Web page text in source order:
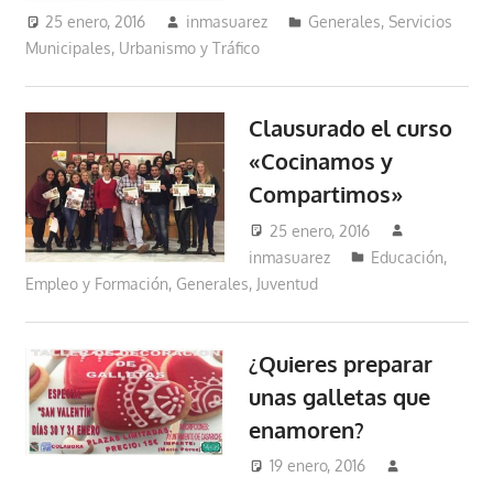
25 enero, 2016 inmasuarez Generales,Servicios
Municipales, Urbanismo y Tráfico
Clausurado el curso
«Cocinamos y
Compartimos»
25 enero, 2016
inmasuarez
Educación,
Empleo y Formación, Generales, Juventud
¿Quieres preparar
unas galletas que
enamoren?
19 enero, 2016